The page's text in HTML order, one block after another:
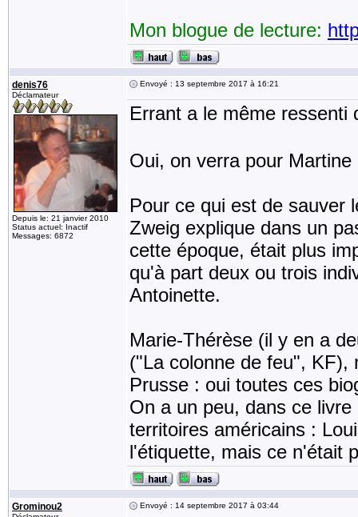
Mon blogue de lecture:
denis76
Déclamateur
Depuis le: 21 janvier 2010
Status actuel: Inactif
Messages: 6872
Envoyé : 13 septembre 2017 à 16:21
Errant a le même
Oui, on verra pour
Pour ce qui est de sauver
Zweig explique dans un
cette époque, était plus
qu'à part deux ou trois
Antoinette.
Marie-Thérèse (il y en a
("La colonne de feu", KF),
Prusse : oui toutes ces
On a un peu, dans ce
territoires américains :
l'étiquette, mais ce n'était
Grominou2 Envoyé : 14 septembre 2017 à 03:44